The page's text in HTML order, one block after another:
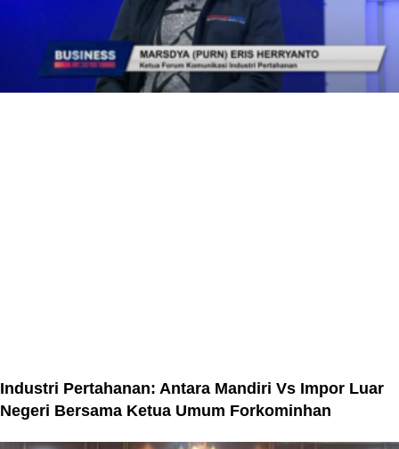
Industri Pertahanan: Antara Mandiri Vs Impor Luar
Negeri Bersama Ketua Umum Forkominhan